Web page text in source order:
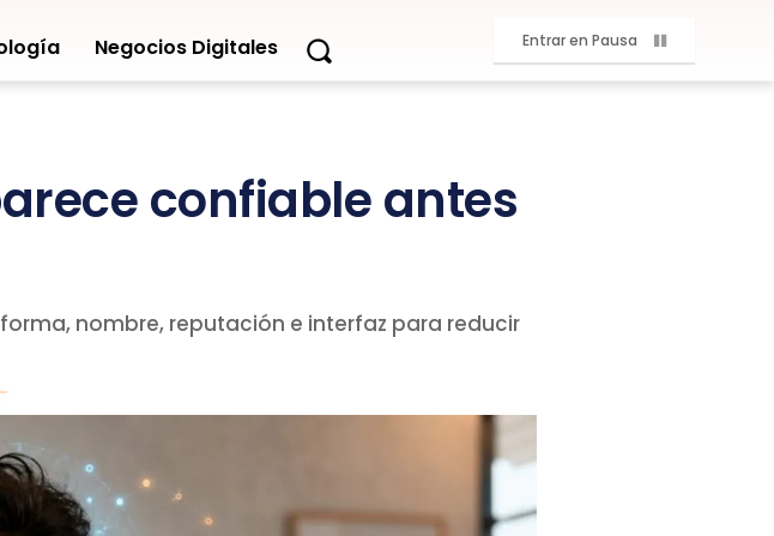
Negocios Digitales Entrar en Pausa
confiable antes
nombre, reputación e interfaz para reducir